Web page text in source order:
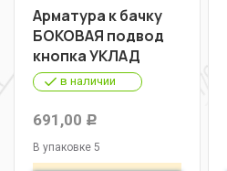
Арматура к бачку
БОКОВАЯ подвод
кнопка УКЛАД
в наличии
691,00 Р
В упаковке 5